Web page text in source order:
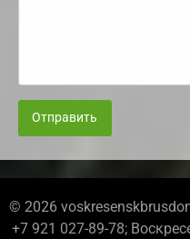
Отправить
© 2026
+7 921 027-89-78;